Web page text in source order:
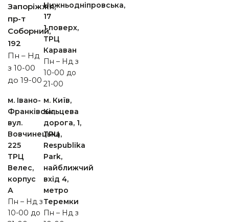
Запоріжжя,
пр-т
Cоборний,
192
Пн – Нд
з 10-00
до 19-00
Нижньодніпровська,
17
1 поверх,
ТРЦ
Караван
Пн – Нд з
10-00 до
21-00
м. Івано-
Франківськ,
вул.
Вовчинецька,
225
ТРЦ
Велес,
корпус
А
Пн – Нд з
10-00 до
м. Київ,
Кільцева
дорога, 1,
ТРЦ
Respublika
Park,
найближчий
вхід 4,
метро
Теремки
Пн – Нд з